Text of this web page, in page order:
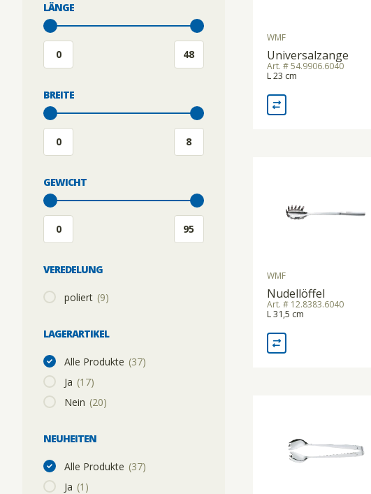
WARMHALTEGERÄTE
LÄNGE
BREITE
GEWICHT
VEREDELUNG
poliert (9)
LAGERARTIKEL
Alle Produkte (37)
Ja (17)
Nein (20)
NEUHEITEN
Alle Produkte (37)
Ja (1)
WMF
Universalzange
Art. # 54.9906.6040
L 23 cm
WMF
Nudellöffel
Art. # 12.8383.6040
L 31,5 cm